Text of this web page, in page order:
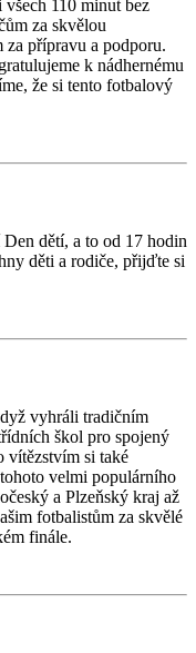
110 minut bez
za skvělou
za přípravu a podporu.
k nádhernému
že si tento fotbalový
dětí, a to od 17 hodin
děti a rodiče, přijďte si
vyhráli tradičním
škol pro spojený
vítězstvím si také
velmi populárního
a Plzeňský kraj až
fotbalistům za skvělé
finále.